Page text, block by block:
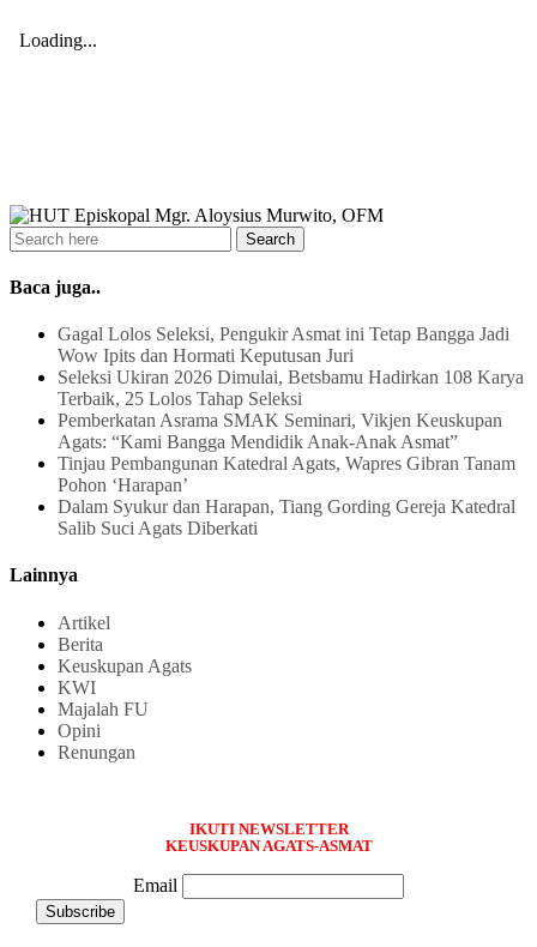
Baca juga..
Gagal Lolos Seleksi, Pengukir Asmat ini Tetap Bangga Jadi
Wow Ipits dan Hormati Keputusan Juri
Seleksi Ukiran 2026 Dimulai, Betsbamu Hadirkan 108 Karya
Terbaik, 25 Lolos Tahap Seleksi
Pemberkatan Asrama SMAK Seminari, Vikjen Keuskupan
Agats: “Kami Bangga Mendidik Anak-Anak Asmat”
Tinjau Pembangunan Katedral Agats, Wapres Gibran Tanam
Pohon ‘Harapan’
Dalam Syukur dan Harapan, Tiang Gording Gereja Katedral
Salib Suci Agats Diberkati
Lainnya
Artikel
Berita
Keuskupan Agats
KWI
Majalah FU
Opini
Renungan
IKUTI NEWSLETTER
KEUSKUPAN AGATS-ASMAT
Email